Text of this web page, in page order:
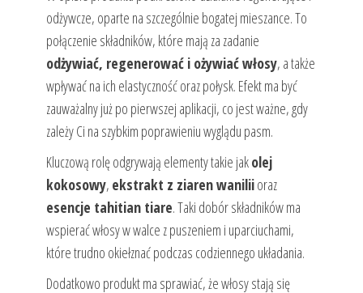
odżywcze, oparte na szczególnie bogatej mieszance. To
połączenie składników, które mają za zadanie
odżywiać, regenerować i ożywiać włosy, a także
wpływać na ich elastyczność oraz połysk. Efekt ma być
zauważalny już po pierwszej aplikacji, co jest ważne, gdy
zależy Ci na szybkim poprawieniu wyglądu pasm.
Kluczową rolę odgrywają elementy takie jakolej
kokosowy, ekstrakt z ziaren waniliioraz
esencje tahitian tiare. Taki dobór składników ma
wspierać włosy w walce z puszeniem i uparciuchami,
które trudno okiełznać podczas codziennego układania.
Dodatkowo produkt ma sprawiać, że włosy stają się